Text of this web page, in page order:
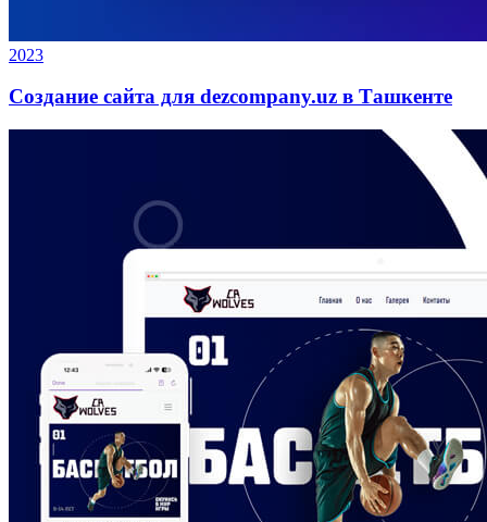
2023
Создание сайта для dezcompany.uz в Ташкенте